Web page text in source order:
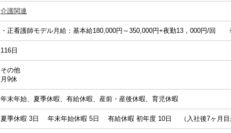
介護関連
・正看護師モデル月給：基本給180,000円～350,000円+夜勤13，000円/回
116日
その他
月9休
年末年始、夏季休暇、有給休暇、産前・産後休暇、育児休暇
夏季休暇 3日 年末年始休暇 5日 有給休暇 初年度 10日 （入社後7ヶ月目